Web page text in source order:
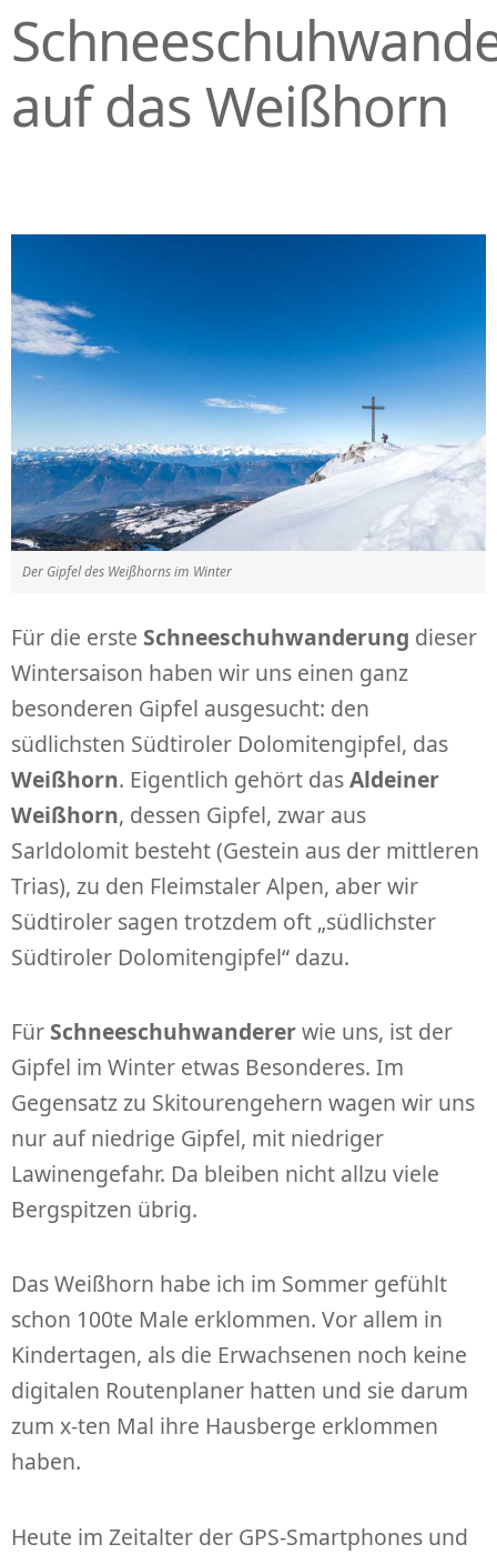
auf das Weißhorn
Der Gipfel des Weißhorns im Winter
Für die erste Schneeschuhwanderung dieser
Wintersaison haben wir uns einen ganz
besonderen Gipfel ausgesucht: den
südlichsten Südtiroler Dolomitengipfel, das
Weißhorn. Eigentlich gehört dasAldeiner
Weißhorn, dessen Gipfel, zwar aus
Sarldolomit besteht (Gestein aus der mittleren
Trias), zu den Fleimstaler Alpen, aber wir
Südtiroler sagen trotzdem oft „südlichster
Südtiroler Dolomitengipfel“ dazu.
Für Schneeschuhwandererwie uns, ist der
Gipfel im Winter etwas Besonderes. Im
Gegensatz zu Skitourengehern wagen wir uns
nur auf niedrige Gipfel, mit niedriger
Lawinengefahr. Da bleiben nicht allzu viele
Bergspitzen übrig.
Das Weißhorn habe ich im Sommer gefühlt
schon 100te Male erklommen. Vor allem in
Kindertagen, als die Erwachsenen noch keine
digitalen Routenplaner hatten und sie darum
zum x-ten Mal ihre Hausberge erklommen
haben.
Heute im Zeitalter der GPS-Smartphones und